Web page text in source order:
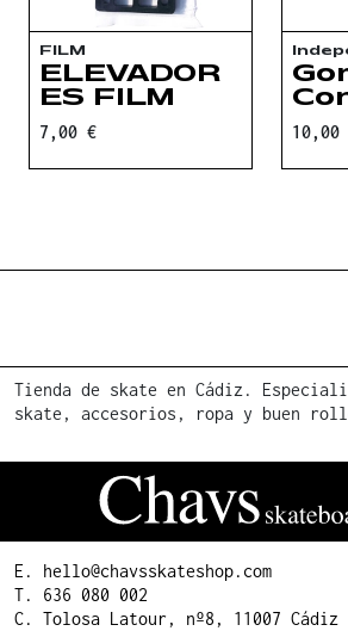
FILM
ELEVADOR
ES FILM
7,00 € 10,00
Tienda de skate en Cádiz.
skate, accesorios, ropa y buen
E. hello@chavsskateshop.com
T. 636 080 002
C. Tolosa Latour, nº8, 11007 Cádiz